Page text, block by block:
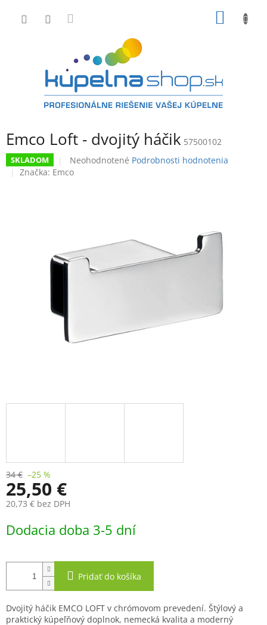
Emco Loft - dvojitý háčik 57500102
SKLADOM
Priemerné
hodnotenie
Neohodnotené Podrobnosti hodnotenia
Značka: Emco
34 € –25 %
25,50 €
20,73 € bez DPH
cena:
Dodacia doba 3-5 dní
Pridať do košíka
Dvojitý háčik EMCO LOFT v chrómovom prevedení. Štýlový a
praktický kúpeľňový doplnok, nemecká kvalita a moderný